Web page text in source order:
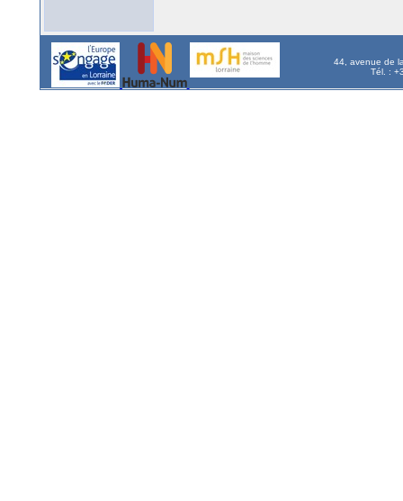
44, avenue de
Tél. :